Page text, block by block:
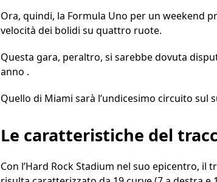
Ora, quindi, la Formula Uno per un weekend
velocità dei bolidi su quattro ruote.
Questa gara, peraltro, si sarebbe dovuta
anno .
Quello di Miami sarà l’undicesimo circuito sul
Le caratteristiche del
Con l’Hard Rock Stadium nel suo epicentro,